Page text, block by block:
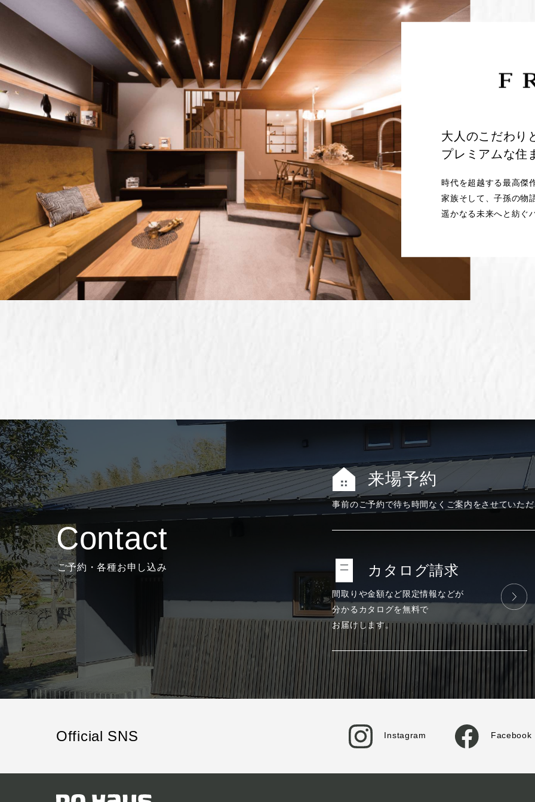
大人のこだわり
プレミアムな住
時代を超越する最高傑
家族そして、子孫の物
遥かなる未来へと紡ぐ
Contact
ご予約・各種お申し込み
来場予約
事前のご予約で待ち時間なく ご案内をさせていた
カタログ請求
間取りや金額など限定情報などが
分かる カタログを無料で
お届けします。
Official SNS Instagram Facebook